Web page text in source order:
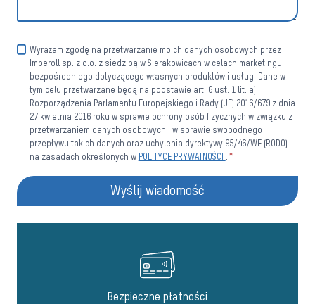
Wyrażam zgodę na przetwarzanie moich danych osobowych przez
Imperoll sp. z o.o. z siedzibą w Sierakowicach w celach marketingu
bezpośredniego dotyczącego własnych produktów i usług. Dane w
tym celu przetwarzane będą na podstawie art. 6 ust. 1 lit. a)
Rozporządzenia Parlamentu Europejskiego i Rady (UE) 2016/679 z dnia
27 kwietnia 2016 roku w sprawie ochrony osób fizycznych w związku z
przetwarzaniem danych osobowych i w sprawie swobodnego
przepływu takich danych oraz uchylenia dyrektywy 95/46/WE (RODO)
na zasadach określonych w POLITYCE PRYWATNOŚCI . *
Wyślij wiadomość
Bezpieczne płatności